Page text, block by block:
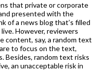
that private or corporate
presented with the
of a news blog that’s filled
However, reviewers
content, say, a random text
to focus on the text,
Besides, random text risks
an unacceptable risk in